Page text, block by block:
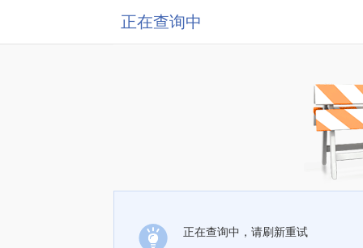
正在查询中
正在查询中，请刷新重试